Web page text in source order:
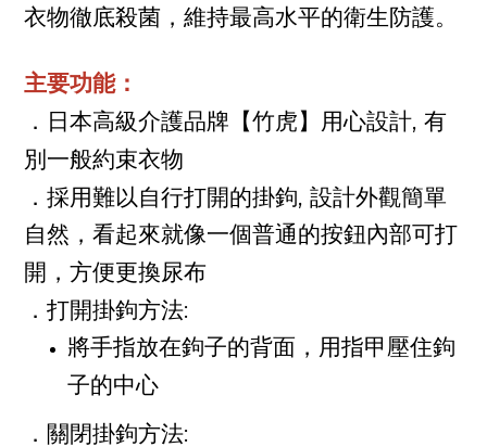
衣物徹底殺菌，維持最高水平的衛生防護。
主要功能：
．日本高級介護品牌【竹虎】用心設計, 有
別一般約束衣物
．採用難以自行打開的掛鉤, 設計外觀簡單
自然，看起來就像一個普通的按鈕內部可打
開，方便更換尿布
．打開掛鉤方法:
將手指放在鉤子的背面，用指甲壓住鉤
子的中心
．關閉掛鉤方法: